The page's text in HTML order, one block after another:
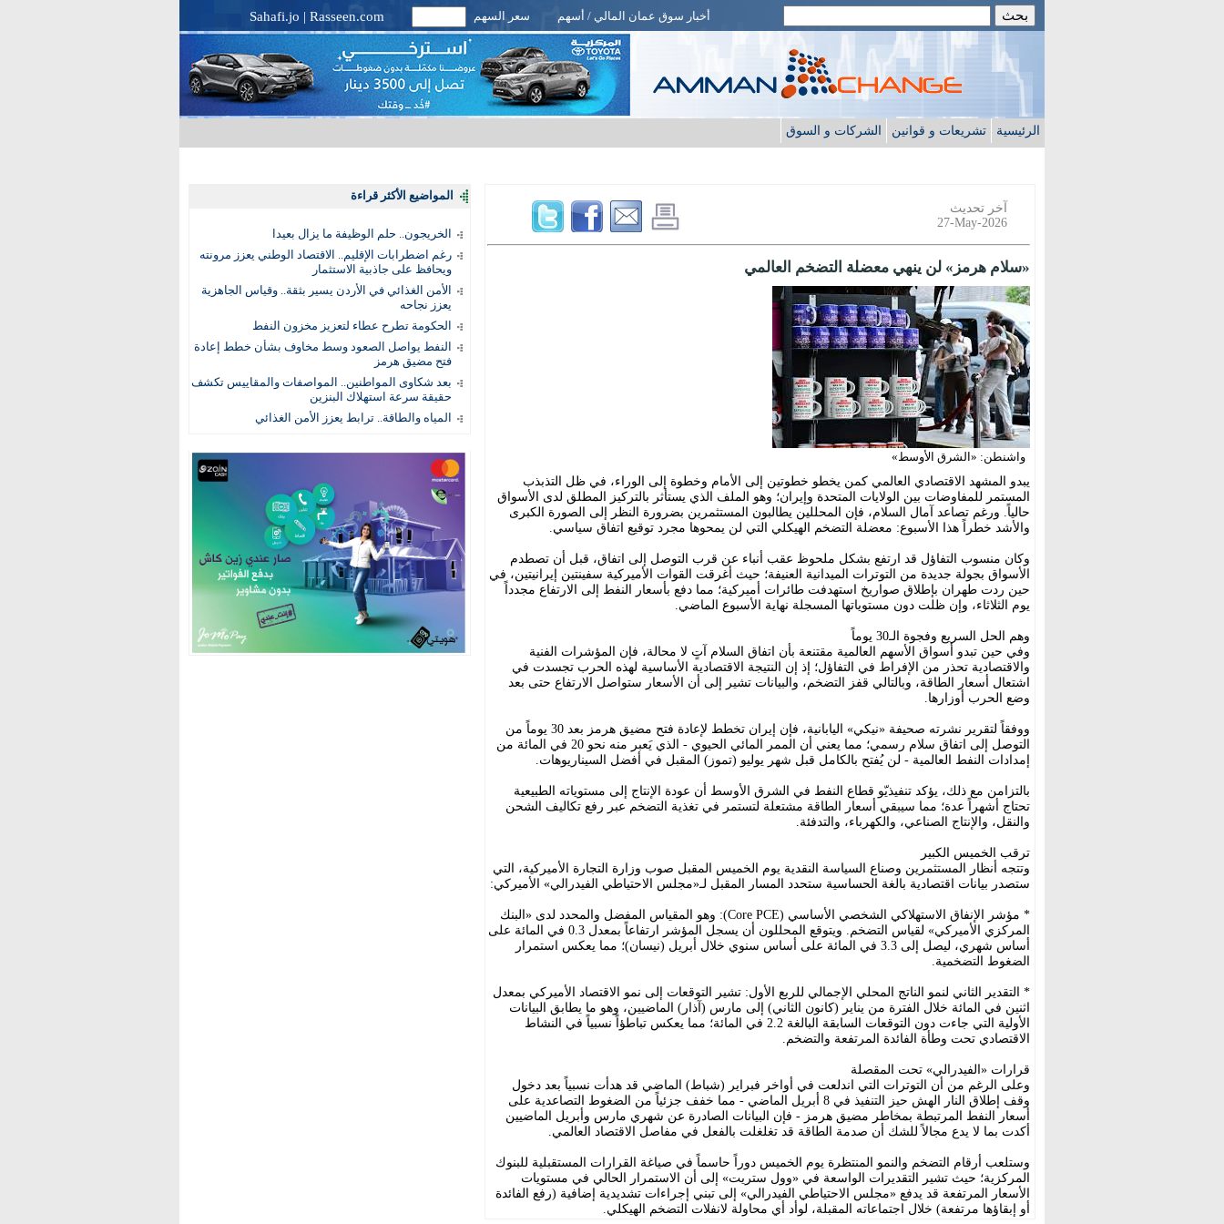
أخبار سوق عمان المالي / أسهم سعر السهم Sahafi.jo | Rasseen.com
الرئيسية تشريعات و قوانين الشركات و السوق
المواضيع الأكثر قراءة
الخريجون.. حلم الوظيفة ما يزال بعيدا
رغم اضطرابات الإقليم.. الاقتصاد الوطني يعزز مرونته
ويحافظ على جاذبية الاستثمار
الأمن الغذائي في الأردن يسير بثقة.. وقياس الجاهزية
يعزز نجاحه
الحكومة تطرح عطاء لتعزيز مخزون النفط
النفط يواصل الصعود وسط مخاوف بشأن خطط إعادة
فتح مضيق هرمز
بعد شكاوى المواطنين.. المواصفات والمقاييس تكشف
حقيقة سرعة استهلاك البنزين
المياه والطاقة.. ترابط يعزز الأمن الغذائي
آخر تحديث
27-May-2026
«سلام هرمز» لن ينهي معضلة التضخم العالمي
واشنطن: «الشرق الأوسط»
يبدو المشهد الاقتصادي العالمي كمن يخطو خطوتين إلى الأمام وخطوة إلى الوراء، في ظل التذبذب
المستمر للمفاوضات بين الولايات المتحدة وإيران؛ وهو الملف الذي يستأثر بالتركيز المطلق لدى الأسواق
حالياً. ورغم تصاعد آمال السلام، فإن المحللين يطالبون المستثمرين بضرورة النظر إلى الصورة الكبرى
والأشد خطراً هذا الأسبوع: معضلة التضخم الهيكلي التي لن يمحوها مجرد توقيع اتفاق سياسي.
وكان منسوب التفاؤل قد ارتفع بشكل ملحوظ عقب أنباء عن قرب التوصل إلى اتفاق، قبل أن تصطدم
الأسواق بجولة جديدة من التوترات الميدانية العنيفة؛ حيث أغرقت القوات الأميركية سفينتين إيرانيتين، في
حين ردت طهران بإطلاق صواريخ استهدفت طائرات أميركية؛ مما دفع بأسعار النفط إلى الارتفاع مجدداً
يوم الثلاثاء، وإن ظلت دون مستوياتها المسجلة نهاية الأسبوع الماضي.
وهم الحل السريع وفجوة الـ30 يوماً
وفي حين تبدو أسواق الأسهم العالمية مقتنعة بأن اتفاق السلام آتٍ لا محالة، فإن المؤشرات الفنية
والاقتصادية تحذر من الإفراط في التفاؤل؛ إذ إن النتيجة الاقتصادية الأساسية لهذه الحرب تجسدت في
اشتعال أسعار الطاقة، وبالتالي قفز التضخم، والبيانات تشير إلى أن الأسعار ستواصل الارتفاع حتى بعد
وضع الحرب أوزارها.
ووفقاً لتقرير نشرته صحيفة «نيكي» اليابانية، فإن إيران تخطط لإعادة فتح مضيق هرمز بعد 30 يوماً من
التوصل إلى اتفاق سلام رسمي؛ مما يعني أن الممر المائي الحيوي - الذي يَعبر منه نحو 20 في المائة من
إمدادات النفط العالمية - لن يُفتح بالكامل قبل شهر يوليو (تموز) المقبل في أفضل السيناريوهات.
بالتزامن مع ذلك، يؤكد تنفيذيّو قطاع النفط في الشرق الأوسط أن عودة الإنتاج إلى مستوياته الطبيعية
تحتاج أشهراً عدة؛ مما سيبقي أسعار الطاقة مشتعلة لتستمر في تغذية التضخم عبر رفع تكاليف الشحن
والنقل، والإنتاج الصناعي، والكهرباء، والتدفئة.
ترقب الخميس الكبير
وتتجه أنظار المستثمرين وصناع السياسة النقدية يوم الخميس المقبل صوب وزارة التجارة الأميركية، التي
ستصدر بيانات اقتصادية بالغة الحساسية ستحدد المسار المقبل لـ«مجلس الاحتياطي الفيدرالي» الأميركي:
* مؤشر الإنفاق الاستهلاكي الشخصي الأساسي (Core PCE): وهو المقياس المفضل والمحدد لدى «البنك
المركزي الأميركي» لقياس التضخم. ويتوقع المحللون أن يسجل المؤشر ارتفاعاً بمعدل 0.3 في المائة على
أساس شهري، ليصل إلى 3.3 في المائة على أساس سنوي خلال أبريل (نيسان)؛ مما يعكس استمرار
الضغوط التضخمية.
* التقدير الثاني لنمو الناتج المحلي الإجمالي للربع الأول: تشير التوقعات إلى نمو الاقتصاد الأميركي بمعدل
اثنين في المائة خلال الفترة من يناير (كانون الثاني) إلى مارس (آذار) الماضيين، وهو ما يطابق البيانات
الأولية التي جاءت دون التوقعات السابقة البالغة 2.2 في المائة؛ مما يعكس تباطؤاً نسبياً في النشاط
الاقتصادي تحت وطأة الفائدة المرتفعة والتضخم.
قرارات «الفيدرالي» تحت المقصلة
وعلى الرغم من أن التوترات التي اندلعت في أواخر فبراير (شباط) الماضي قد هدأت نسبياً بعد دخول
وقف إطلاق النار الهش حيز التنفيذ في 8 أبريل الماضي - مما خفف جزئياً من الضغوط التصاعدية على
أسعار النفط المرتبطة بمخاطر مضيق هرمز - فإن البيانات الصادرة عن شهري مارس وأبريل الماضيين
أكدت بما لا يدع مجالاً للشك أن صدمة الطاقة قد تغلغلت بالفعل في مفاصل الاقتصاد العالمي.
وستلعب أرقام التضخم والنمو المنتظرة يوم الخميس دوراً حاسماً في صياغة القرارات المستقبلية للبنوك
المركزية؛ حيث تشير التقديرات الواسعة في «وول ستريت» إلى أن الاستمرار الحالي في مستويات
الأسعار المرتفعة قد يدفع «مجلس الاحتياطي الفيدرالي» إلى تبني إجراءات تشديدية إضافية (رفع الفائدة
أو إبقاؤها مرتفعة) خلال اجتماعاته المقبلة، لوأد أي محاولة لانفلات التضخم الهيكلي.